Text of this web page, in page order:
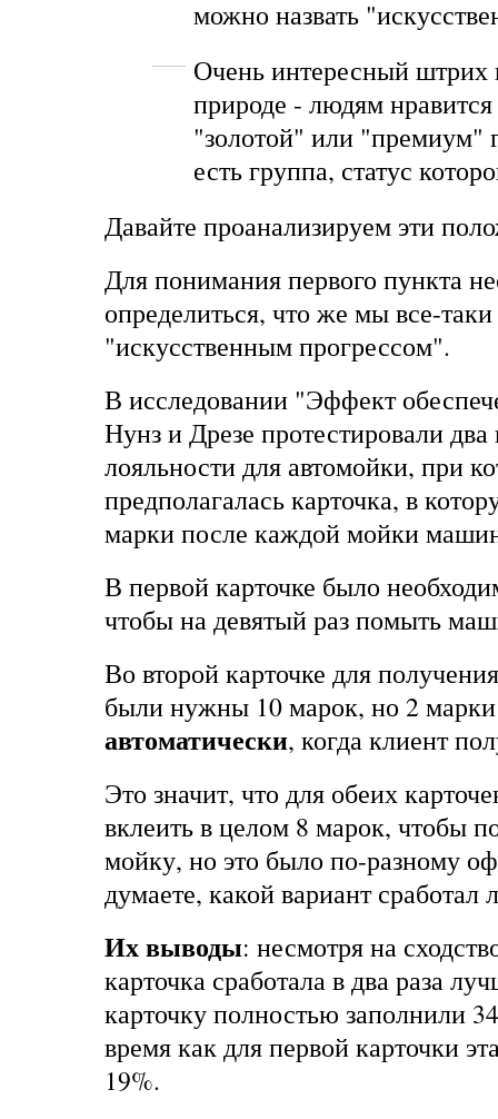
можно назвать
Очень интересный штрих
природе - людям
"золотой" или "премиум"
есть группа, статус
Давайте проанализируем эти
Для понимания первого пункта
определиться, что же мы все-
"искусственным прогрессом".
В исследовании "Эффект
Нунз и Дрезе протестировали
лояльности для автомойки, при
предполагалась карточка, в
марки после каждой мойки
В первой карточке было
чтобы на девятый раз помыть
Во второй карточке для
были нужны 10 марок, но 2 марки
автоматически, когда клиент
Это значит, что для обеих
вклеить в целом 8 марок, чтобы
мойку, но это было по-разному
думаете, какой вариант сработал
Их выводы: несмотря на
карточка сработала в два раза
карточку полностью заполнили
время как для первой карточки
19%.